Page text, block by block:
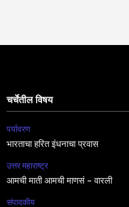
चर्चेतील विषय
पर्यावरण
भारताचा हरित इंधनाचा प्रवास
उत्तर महाराष्ट्र
आमची माती आमची माणसं – वारली
संपादकीय